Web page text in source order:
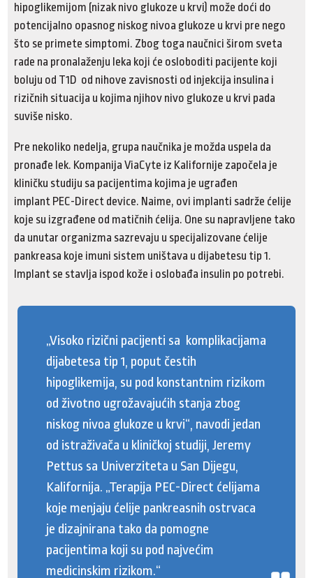
hipoglikemijom (nizak nivo glukoze u krvi) može doći do
potencijalno opasnog niskog nivoa glukoze u krvi pre nego
što se primete simptomi. Zbog toga naučnici širom sveta
rade na pronalaženju leka koji će osloboditi pacijente koji
boluju od T1D od nihove zavisnosti od injekcija insulina i
rizičnih situacija u kojima njihov nivo glukoze u krvi pada
suviše nisko.
Pre nekoliko nedelja, grupa naučnika je možda uspela da
pronađe lek. Kompanija ViaCyte iz Kalifornije započela je
kliničku studiju sa pacijentima kojima je ugrađen
implant PEC-Direct device. Naime, ovi implanti sadrže ćelije
koje su izgrađene od matičnih ćelija. One su napravljene tako
da unutar organizma sazrevaju u specijalizovane ćelije
pankreasa koje imuni sistem uništava u dijabetesu tip 1.
Implant se stavlja ispod kože i oslobađa insulin po potrebi.
„Visoko rizični pacijenti sa komplikacijama
dijabetesa tip 1, poput čestih
hipoglikemija, su pod konstantnim rizikom
od životno ugrožavajućih stanja zbog
niskog nivoa glukoze u krvi“, navodi jedan
od istraživača u kliničkoj studiji, Jeremy
Pettus sa Univerziteta u San Dijegu,
Kalifornija. „Terapija PEC-Direct ćelijama
koje menjaju ćelije pankreasnih ostrvaca
je dizajnirana tako da pomogne
pacijentima koji su pod najvećim
medicinskim rizikom.“